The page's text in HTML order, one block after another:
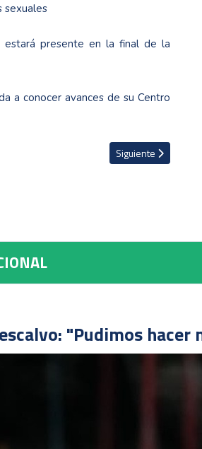
sexuales
estará presente en la final de la
a conocer avances de su Centro
Gabas: "Veo la morada y yo no me asusto
Artículo siguiente:
Siguiente
"Pudimos